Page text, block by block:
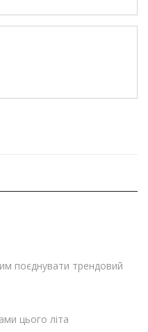
поєднувати трендовий
цього літа